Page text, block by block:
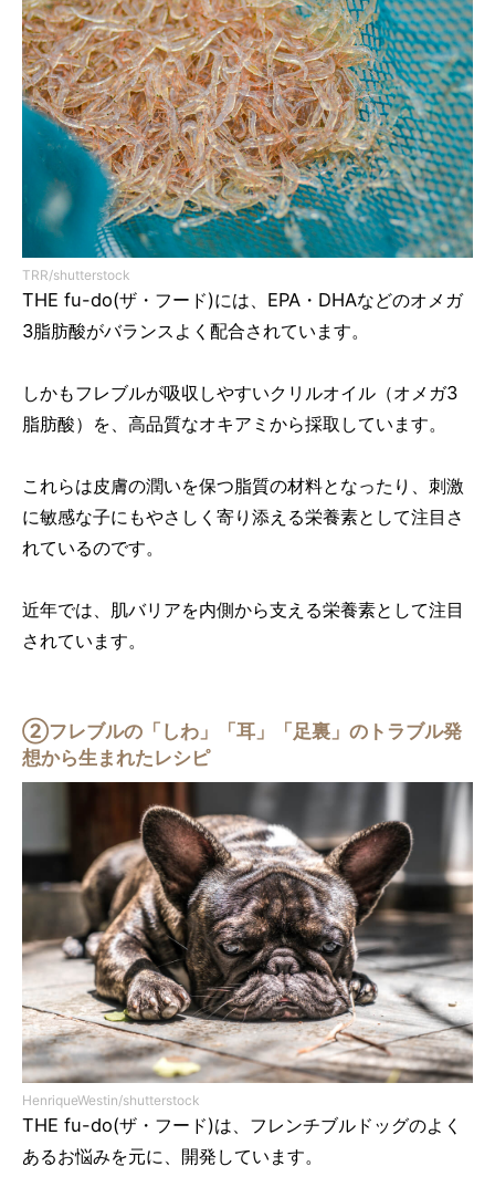
TRR/shutterstock
THE fu-do(ザ・フード)には、EPA・DHAなどのオメガ
3脂肪酸がバランスよく配合されています。
しかもフレブルが吸収しやすいクリルオイル（オメガ3
脂肪酸）を、高品質なオキアミから採取しています。
これらは皮膚の潤いを保つ脂質の材料となったり、刺激
に敏感な子にもやさしく寄り添える栄養素として注目さ
れているのです。
近年では、肌バリアを内側から支える栄養素として注目
されています。
②フレブルの「しわ」「耳」「足裏」のトラブル発
想から生まれたレシピ
HenriqueWestin/shutterstock
THE fu-do(ザ・フード)は、フレンチブルドッグのよく
あるお悩みを元に、開発しています。